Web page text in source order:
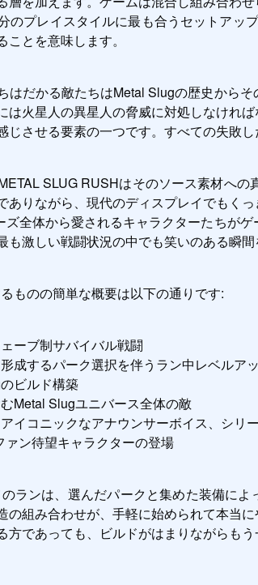
のプレイスタイルに最も合うセットア
とを意味します。
はだかる敵たちはMetal Slugの歴史から
は火星人の異星人の脅威に対処しなけれ
じさせる要素の一つです。すべての失敗
SLUG RUSHはそのソース素材へ
ありながら、現代のディスプレイでもく
全体から愛されるキャラクターたちが
激しい戦闘状況の中でも笑いのある瞬間
ものの簡単な概要は以下の通りです:
ーブ制サバイバル戦闘
成するパーク選択を伴うラン中レベルア
ビルド構築
Metal Slugユニバース全体の敵
イコニックなアナウンサーボイス、シリ
ン待望キャラクターの登場
ランは、選んだパークと集めた装備に
の組み合わせが、手軽に始められて本当
であっても、ビルドがはまりながらも